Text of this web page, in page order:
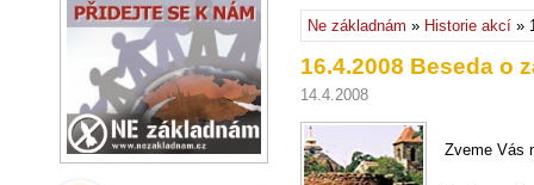
Ne základnám » Historie akcí »
16.4.2008 Beseda o
14.4.2008
Zveme Vás